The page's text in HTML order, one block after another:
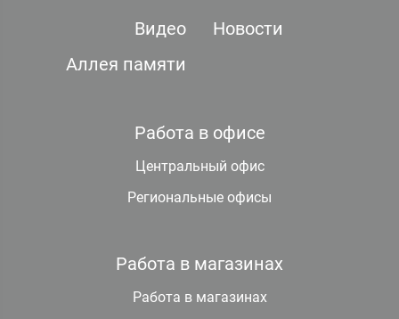
Видео
Новости
Аллея памяти
Работа в офисе
Центральный офис
Региональные офисы
Работа в магазинах
Работа в магазинах